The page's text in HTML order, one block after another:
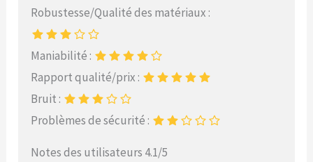
Robustesse/Qualité des matériaux :
Maniabilité :
Rapport qualité/prix :
Bruit :
Problèmes de sécurité :
Notes des utilisateurs 4.1/5